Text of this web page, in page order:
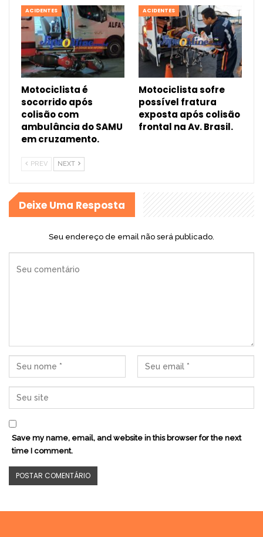
ACIDENTES
Motociclista é
socorrido após
colisão com
ambulância do SAMU
em cruzamento.
ACIDENTES
Motociclista sofre
possível fratura
exposta após colisão
frontal na Av. Brasil.
PREV NEXT
Deixe Uma Resposta
Seu endereço de email não será publicado.
Save my name, email, and website in this browser for the next
time I comment.